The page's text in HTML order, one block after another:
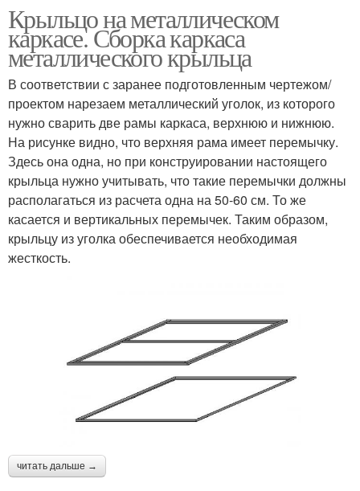
Крыльцо на металлическом
каркасе. Сборка каркаса
металлического крыльца
В соответствии с заранее подготовленным чертежом/
проектом нарезаем металлический уголок, из которого
нужно сварить две рамы каркаса, верхнюю и нижнюю.
На рисунке видно, что верхняя рама имеет перемычку.
Здесь она одна, но при конструировании настоящего
крыльца нужно учитывать, что такие перемычки должны
располагаться из расчета одна на 50-60 см. То же
касается и вертикальных перемычек. Таким образом,
крыльцу из уголка обеспечивается необходимая
жесткость.
читать дальше →